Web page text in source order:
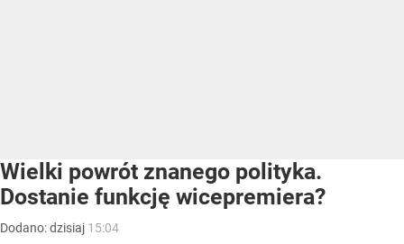
Wielki powrót znanego polityka.
Dostanie funkcję wicepremiera?
Dodano:dzisiaj 15:04